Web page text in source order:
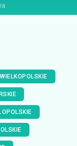
WIELKOPOLSKIE